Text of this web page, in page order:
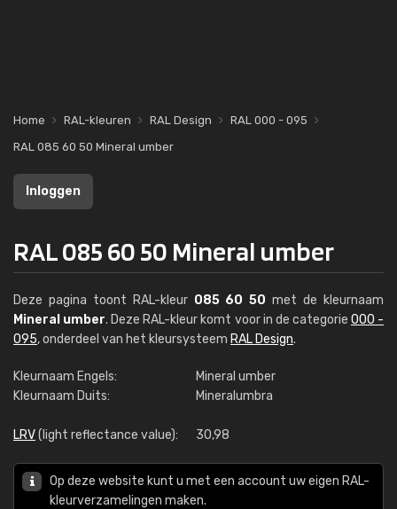
Home RAL-kleuren RAL Design
RAL 000 - 095
RAL 085 60 50 Mineral umber
Inloggen
RAL 085 60 50 Mineral umber
Deze pagina toont RAL-kleur 085 60 50 met de kleurnaam
Mineral umber. Deze RAL-kleur komt voor in de categorie 000 -
095, onderdeel van het kleursysteem RAL Design.
Kleurnaam Engels:
Mineral umber
Kleurnaam Duits:
Mineralumbra
LRV(light reflectance value): 30,98
Op deze website kunt u met een account uw eigen RAL-
kleurverzamelingen maken.